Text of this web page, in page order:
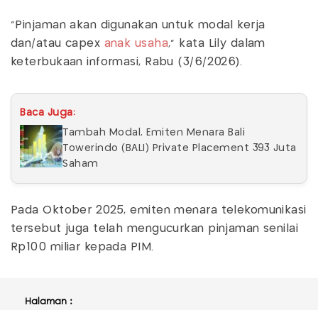
"Pinjaman akan digunakan untuk modal kerja
dan/atau capex anak usaha," kata Lily dalam
keterbukaan informasi, Rabu (3/6/2026).
Baca Juga:
Tambah Modal, Emiten Menara Bali
Towerindo (BALI) Private Placement 393 Juta
Saham
Pada Oktober 2025, emiten menara telekomunikasi
tersebut juga telah mengucurkan pinjaman senilai
Rp100 miliar kepada PIM.
Halaman :